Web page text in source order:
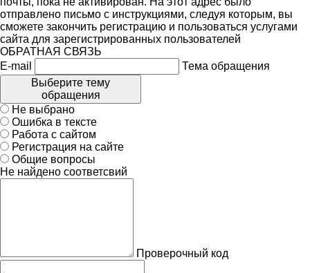
отправлено письмо с инструкциями, следуя которым, вы
сможете закончить регистрацию и пользоваться услугами
сайта для зарегистрированных пользователей
ОБРАТНАЯ СВЯЗЬ
E-mail
Тема обращения
Выберите тему
обращения
Не выбрано
Ошибка в тексте
Работа с сайтом
Регистрация на сайте
Общие вопросы
Не найдено соответсвий
Проверочный код